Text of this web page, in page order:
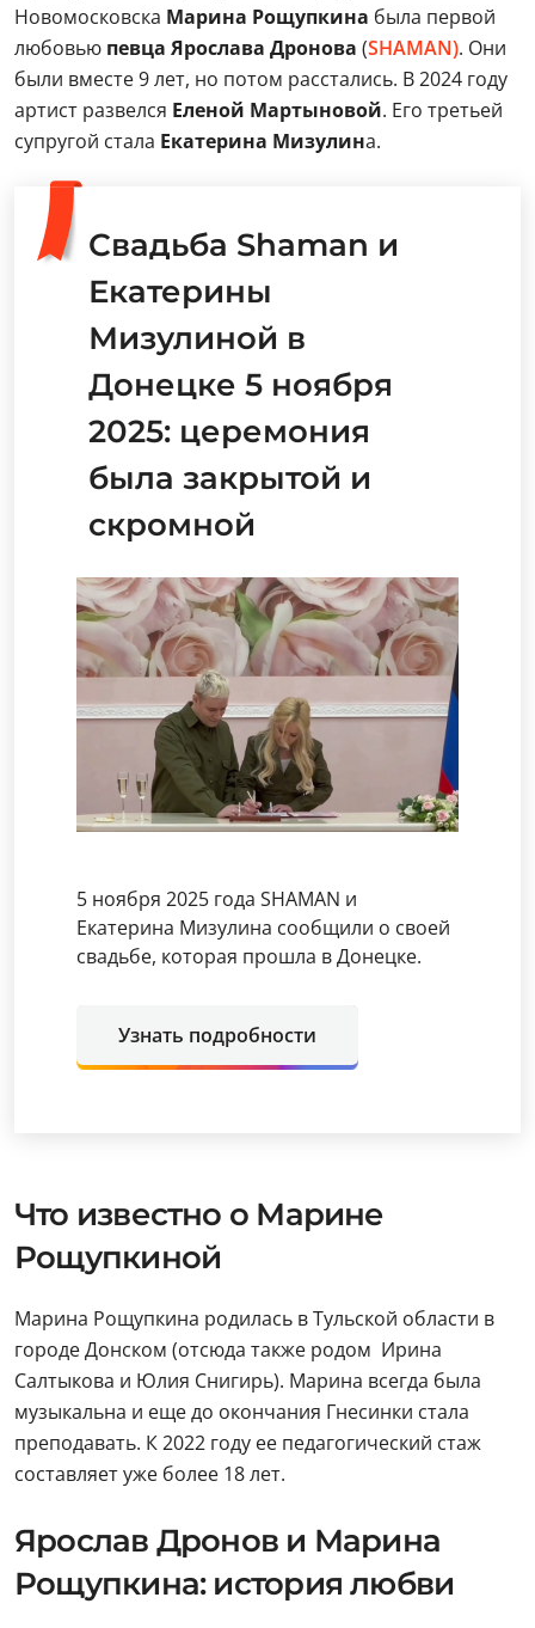
Новомосковска Марина Рощупкина была первой
любовью певца Ярослава Дронова (SHAMAN). Они
были вместе 9 лет, но потом расстались. В 2024 году
артист развелся Еленой Мартыновой. Его третьей
супругой стала Екатерина Мизулина.
Свадьба Shaman и
Екатерины
Мизулиной в
Донецке 5 ноября
2025: церемония
была закрытой и
скромной
5 ноября 2025 года SHAMAN и
Екатерина Мизулина сообщили о своей
свадьбе, которая прошла в Донецке.
Узнать подробности
Что известно о Марине
Рощупкиной
Марина Рощупкина родилась в Тульской области в
городе Донском (отсюда также родом Ирина
Салтыкова и Юлия Снигирь). Марина всегда была
музыкальна и еще до окончания Гнесинки стала
преподавать. К 2022 году ее педагогический стаж
составляет уже более 18 лет.
Ярослав Дронов и Марина
Рощупкина: история любви